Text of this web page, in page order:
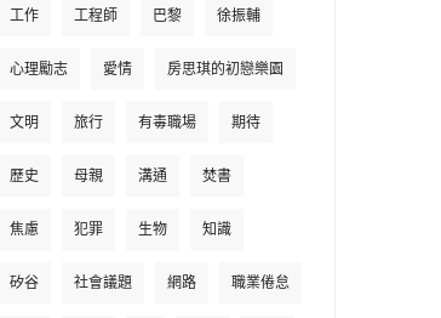
工作 工程師 巴黎 徐振輔
心理勵志 愛情 房思琪的初戀樂園
文明 旅行 有毒職場 期待
歷史 母親 溝通 焚書
焦慮 犯罪 生物 知識
矽谷 社會議題 網路 職業倦怠